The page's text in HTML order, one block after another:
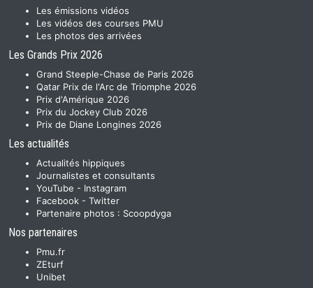
Les émissions vidéos
Les vidéos des courses PMU
Les photos des arrivées
Les Grands Prix 2026
Grand Steeple-Chase de Paris 2026
Qatar Prix de l'Arc de Triomphe 2026
Prix d'Amérique 2026
Prix du Jockey Club 2026
Prix de Diane Longines 2026
Les actualités
Actualités hippiques
Journalistes et consultants
YouTube - Instagram
Facebook - Twitter
Partenaire photos : Scoopdyga
Nos partenaires
Pmu.fr
ZEturf
Unibet